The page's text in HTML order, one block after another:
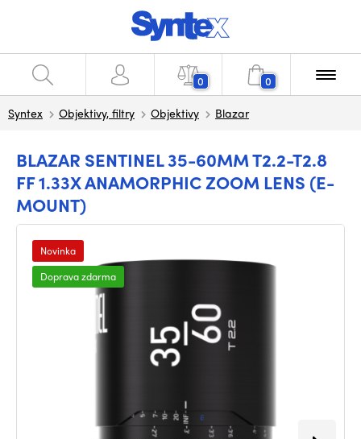
0 0
Syntex Objektivy, filtry Objektivy Blazar
BLAZAR SENTINEL 35-60MM T2.2-T2.8
FF 1.33X ANAMORPHIC ZOOM LENS (E-
MOUNT)
Novinka
Doprava zdarma